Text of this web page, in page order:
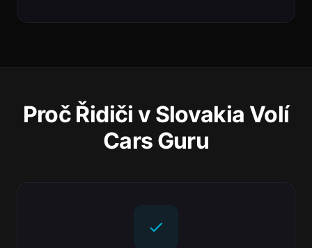
Proč Řidiči v Slovakia Volí
Cars Guru